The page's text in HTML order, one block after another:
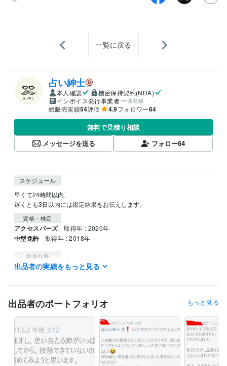
一覧に戻る
占い紳士
本人確認
機密保持契約(NDA)
インボイス発行事業者
未登録
総販売実績54評価 4.9フォロワー64
無料で見積り相談
メッセージを送る
フォロー64
スケジュール
早くて24時間以内、
遅くとも3日以内には鑑定結果をお伝えします。
資格・検定
アクセスバーズ 取得年 : 2020年
中型免許 取得年 : 2018年
得意分野
占い タロット占い
資産運用・副業の相談 悩み相談
出品者の実績をもっと見る
出品者のポートフォリオ もっと見る